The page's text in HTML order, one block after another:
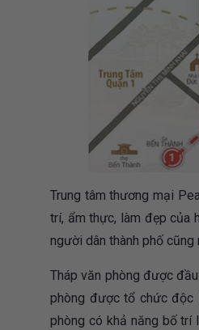
Trung tâm thương mại
trí, ẩm thực, làm đẹp của
người dân thành phố
Tháp văn phòng được
phòng được tổ chức độc
phòng có khả năng bố